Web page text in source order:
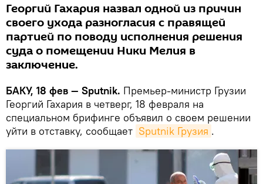
Георгий Гахария назвал одной из причин
своего ухода разногласия с правящей
партией по поводу исполнения решения
суда о помещении Ники Мелия в
заключение.
БАКУ, 18 фев — Sputnik. Премьер-министр Грузии
Георгий Гахария в четверг, 18 февраля на
специальном брифинге объявил о своем решении
уйти в отставку, сообщает Sputnik Грузия .